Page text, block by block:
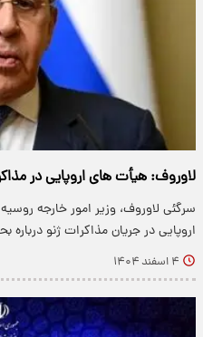
لاوروف: هیأت های اروپایی در
سرگئی لاوروف، وزیر امور خارجه
اروپایی در جریان مذاکرات ژنو درباره
۴ اسفند ۱۴۰۴